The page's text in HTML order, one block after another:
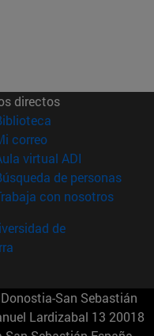
directos
(abre en nueva
correo(abre en nueva
virtual ADI (abre en
de personas(abre
con nosotros(abre
de
San Sebastián
Lardizabal 13 20018